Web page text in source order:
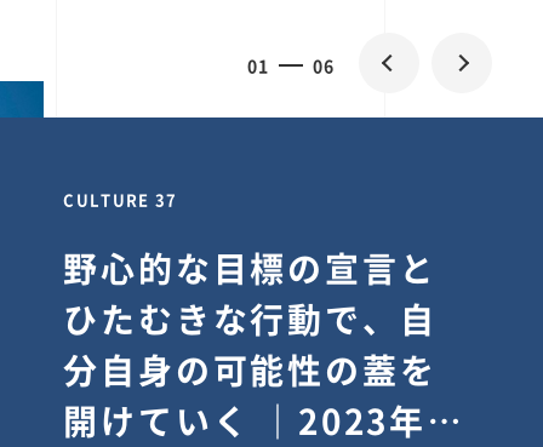
0 06
CULTURE 30
逆境では自分のスタン
スを変え“予想を裏切
り、期待を超える”【真
輔塾・前編】